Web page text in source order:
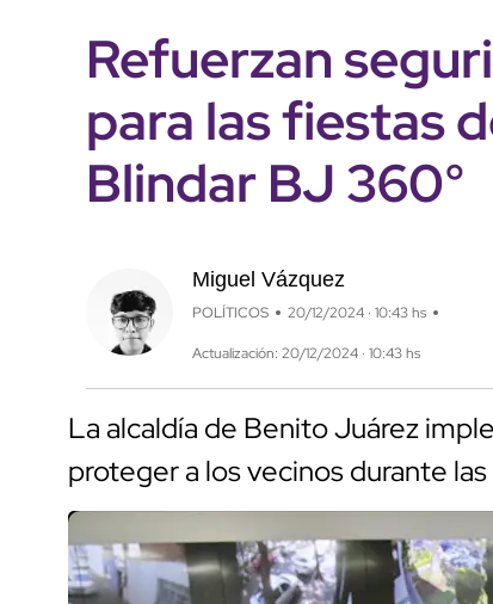
Refuerzan
para las fiestas
Blindar BJ 360°
Miguel Vázquez
POLÍTICOS 20/12/2024 · 10:43 hs
Actualización: 20/12/2024 · 10:43 hs
La alcaldía de Benito Juárez
proteger a los vecinos durante